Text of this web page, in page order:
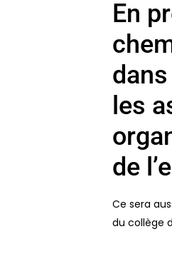
En
les
de
Ce sera
du collège